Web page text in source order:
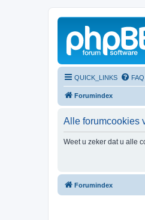
QUICK_LINKS FAQ
Forumindex
Alle forumcookies
Weet u zeker dat u alle
Forumindex